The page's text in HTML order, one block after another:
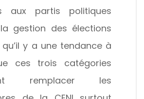
aux partis politiques
gestion des élections
y a une tendance à
ces trois catégories
remplacer les